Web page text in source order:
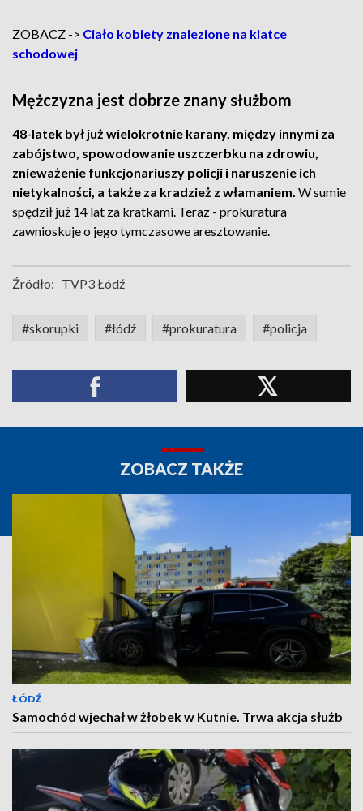
ZOBACZ -> Ciało kobiety znalezione na klatce
schodowej
Mężczyzna jest dobrze znany służbom
48-latek był już wielokrotnie karany, między innymi za
zabójstwo, spowodowanie uszczerbku na zdrowiu,
znieważenie funkcjonariuszy policji i naruszenie ich
nietykalności, a także za kradzież z włamaniem. W sumie
spędził już 14 lat za kratkami. Teraz - prokuratura
zawnioskuje o jego tymczasowe aresztowanie.
Źródło: TVP3 Łódź
#skorupki #łódź #prokuratura #policja
ZOBACZ TAKŻE
ŁÓDŹ
Samochód wjechał w żłobek w Kutnie. Trwa akcja służb